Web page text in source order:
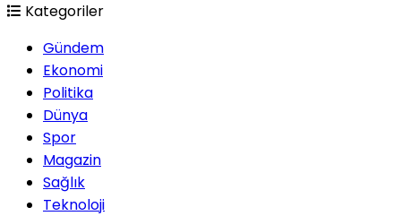
Kategoriler
Gündem
Ekonomi
Politika
Dünya
Spor
Magazin
Sağlık
Teknoloji